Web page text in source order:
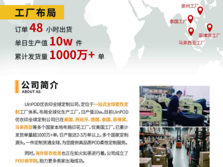
报道称抖音电商GMV将突破4万亿
抖音电商今年前十个月的GMV（完成支付的成交
额）增速超30%，全年GMV将迈过4万亿元关口，
逼近拼多多水平（同支付口径）。一年多以前，抖
音电商的广告收入已超过阿里巴巴。抖音生活服务